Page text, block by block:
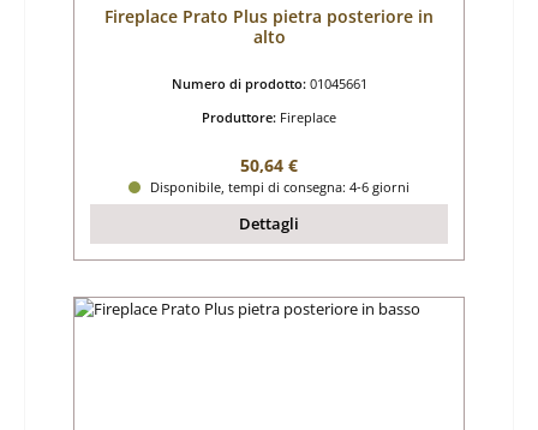
Fireplace Prato Plus pietra posteriore in
alto
Numero di prodotto: 01045661
Produttore: Fireplace
Prezzo normale:
50,64 €
Disponibile, tempi di consegna: 4-6 giorni
Dettagli